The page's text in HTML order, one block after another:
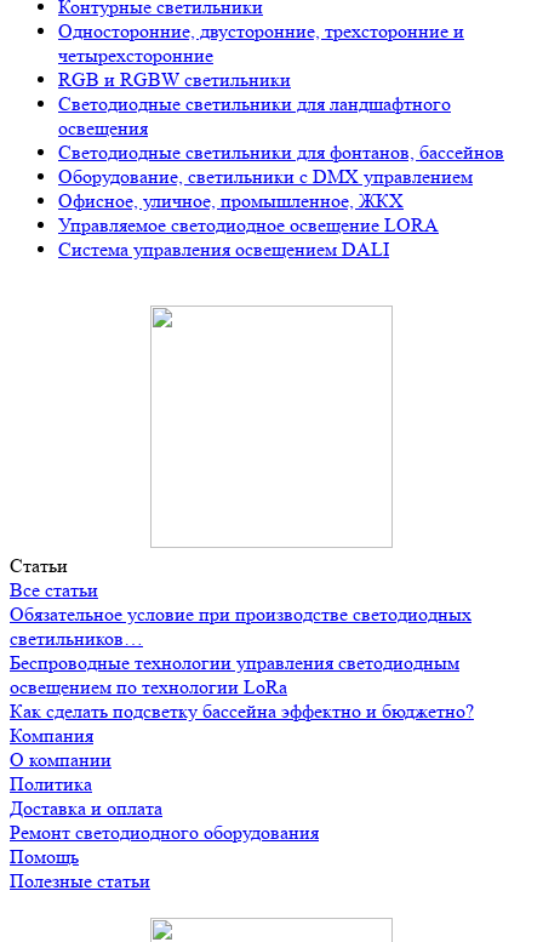
Контурные светильники
Односторонние, двусторонние, трехсторонние и
четырехсторонние
RGB и RGBW светильники
Светодиодные светильники для ландшафтного
освещения
Светодиодные светильники для фонтанов, бассейнов
Оборудование, светильники с DMX управлением
Офисное, уличное, промышленное, ЖКХ
Управляемое светодиодное освещение LORA
Система управления освещением DALI
Статьи
Все статьи
Обязательное условие при производстве светодиодных
светильников…
Беспроводные технологии управления светодиодным
освещением по технологии LoRa
Как сделать подсветку бассейна эффектно и бюджетно?
Компания
О компании
Политика
Доставка и оплата
Ремонт светодиодного оборудования
Помощь
Полезные статьи